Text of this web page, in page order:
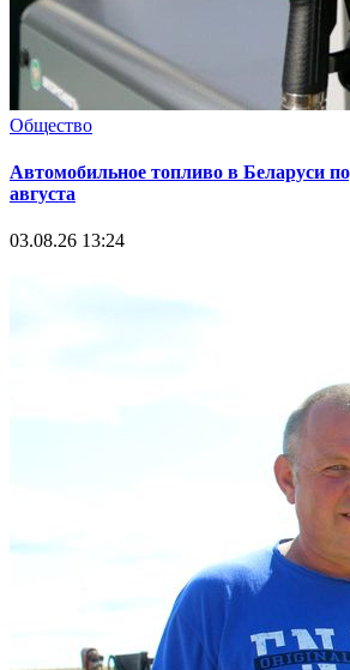
Общество
Автомобильное топливо в Беларуси
августа
03.08.26 13:24